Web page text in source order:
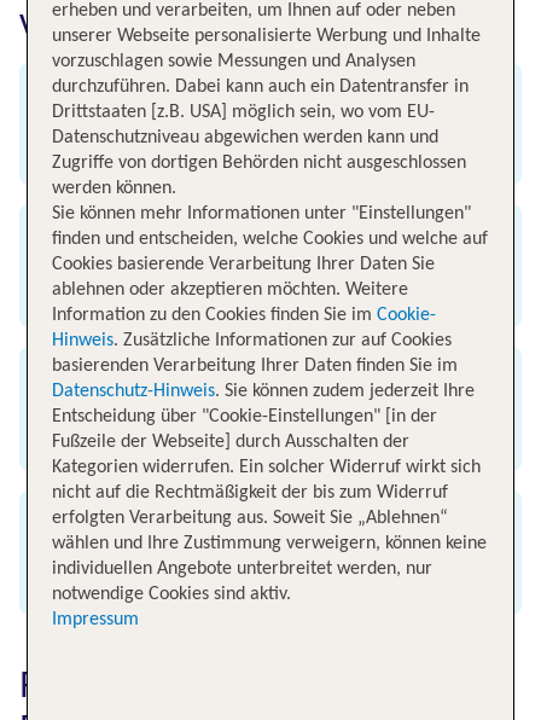
von Rhodos nach Düsseldorf
Abflug
Flughafen Rhodos
Ankunft
Flughafen Düsseldorf
Flugzeit
3 Stunden und 45 Minuten
Entfernung
2363 km
Flugzeit von Rhodos nach
erheben und verarbeiten, um Ihnen auf oder neben
unserer Webseite personalisierte Werbung und Inhalte
vorzuschlagen sowie Messungen und Analysen
durchzuführen. Dabei kann auch ein Datentransfer in
Drittstaaten [z.B. USA] möglich sein, wo vom EU-
Datenschutzniveau abgewichen werden kann und
Zugriffe von dortigen Behörden nicht ausgeschlossen
werden können.
Sie können mehr Informationen unter "Einstellungen"
finden und entscheiden, welche Cookies und welche auf
Cookies basierende Verarbeitung Ihrer Daten Sie
ablehnen oder akzeptieren möchten. Weitere
Information zu den Cookies finden Sie im Cookie-
Hinweis. Zusätzliche Informationen zur auf Cookies
basierenden Verarbeitung Ihrer Daten finden Sie im
Datenschutz-Hinweis. Sie können zudem jederzeit Ihre
Entscheidung über "Cookie-Einstellungen" [in der
Fußzeile der Webseite] durch Ausschalten der
Kategorien widerrufen. Ein solcher Widerruf wirkt sich
nicht auf die Rechtmäßigkeit der bis zum Widerruf
erfolgten Verarbeitung aus. Soweit Sie „Ablehnen“
wählen und Ihre Zustimmung verweigern, können keine
individuellen Angebote unterbreitet werden, nur
notwendige Cookies sind aktiv.
Impressum